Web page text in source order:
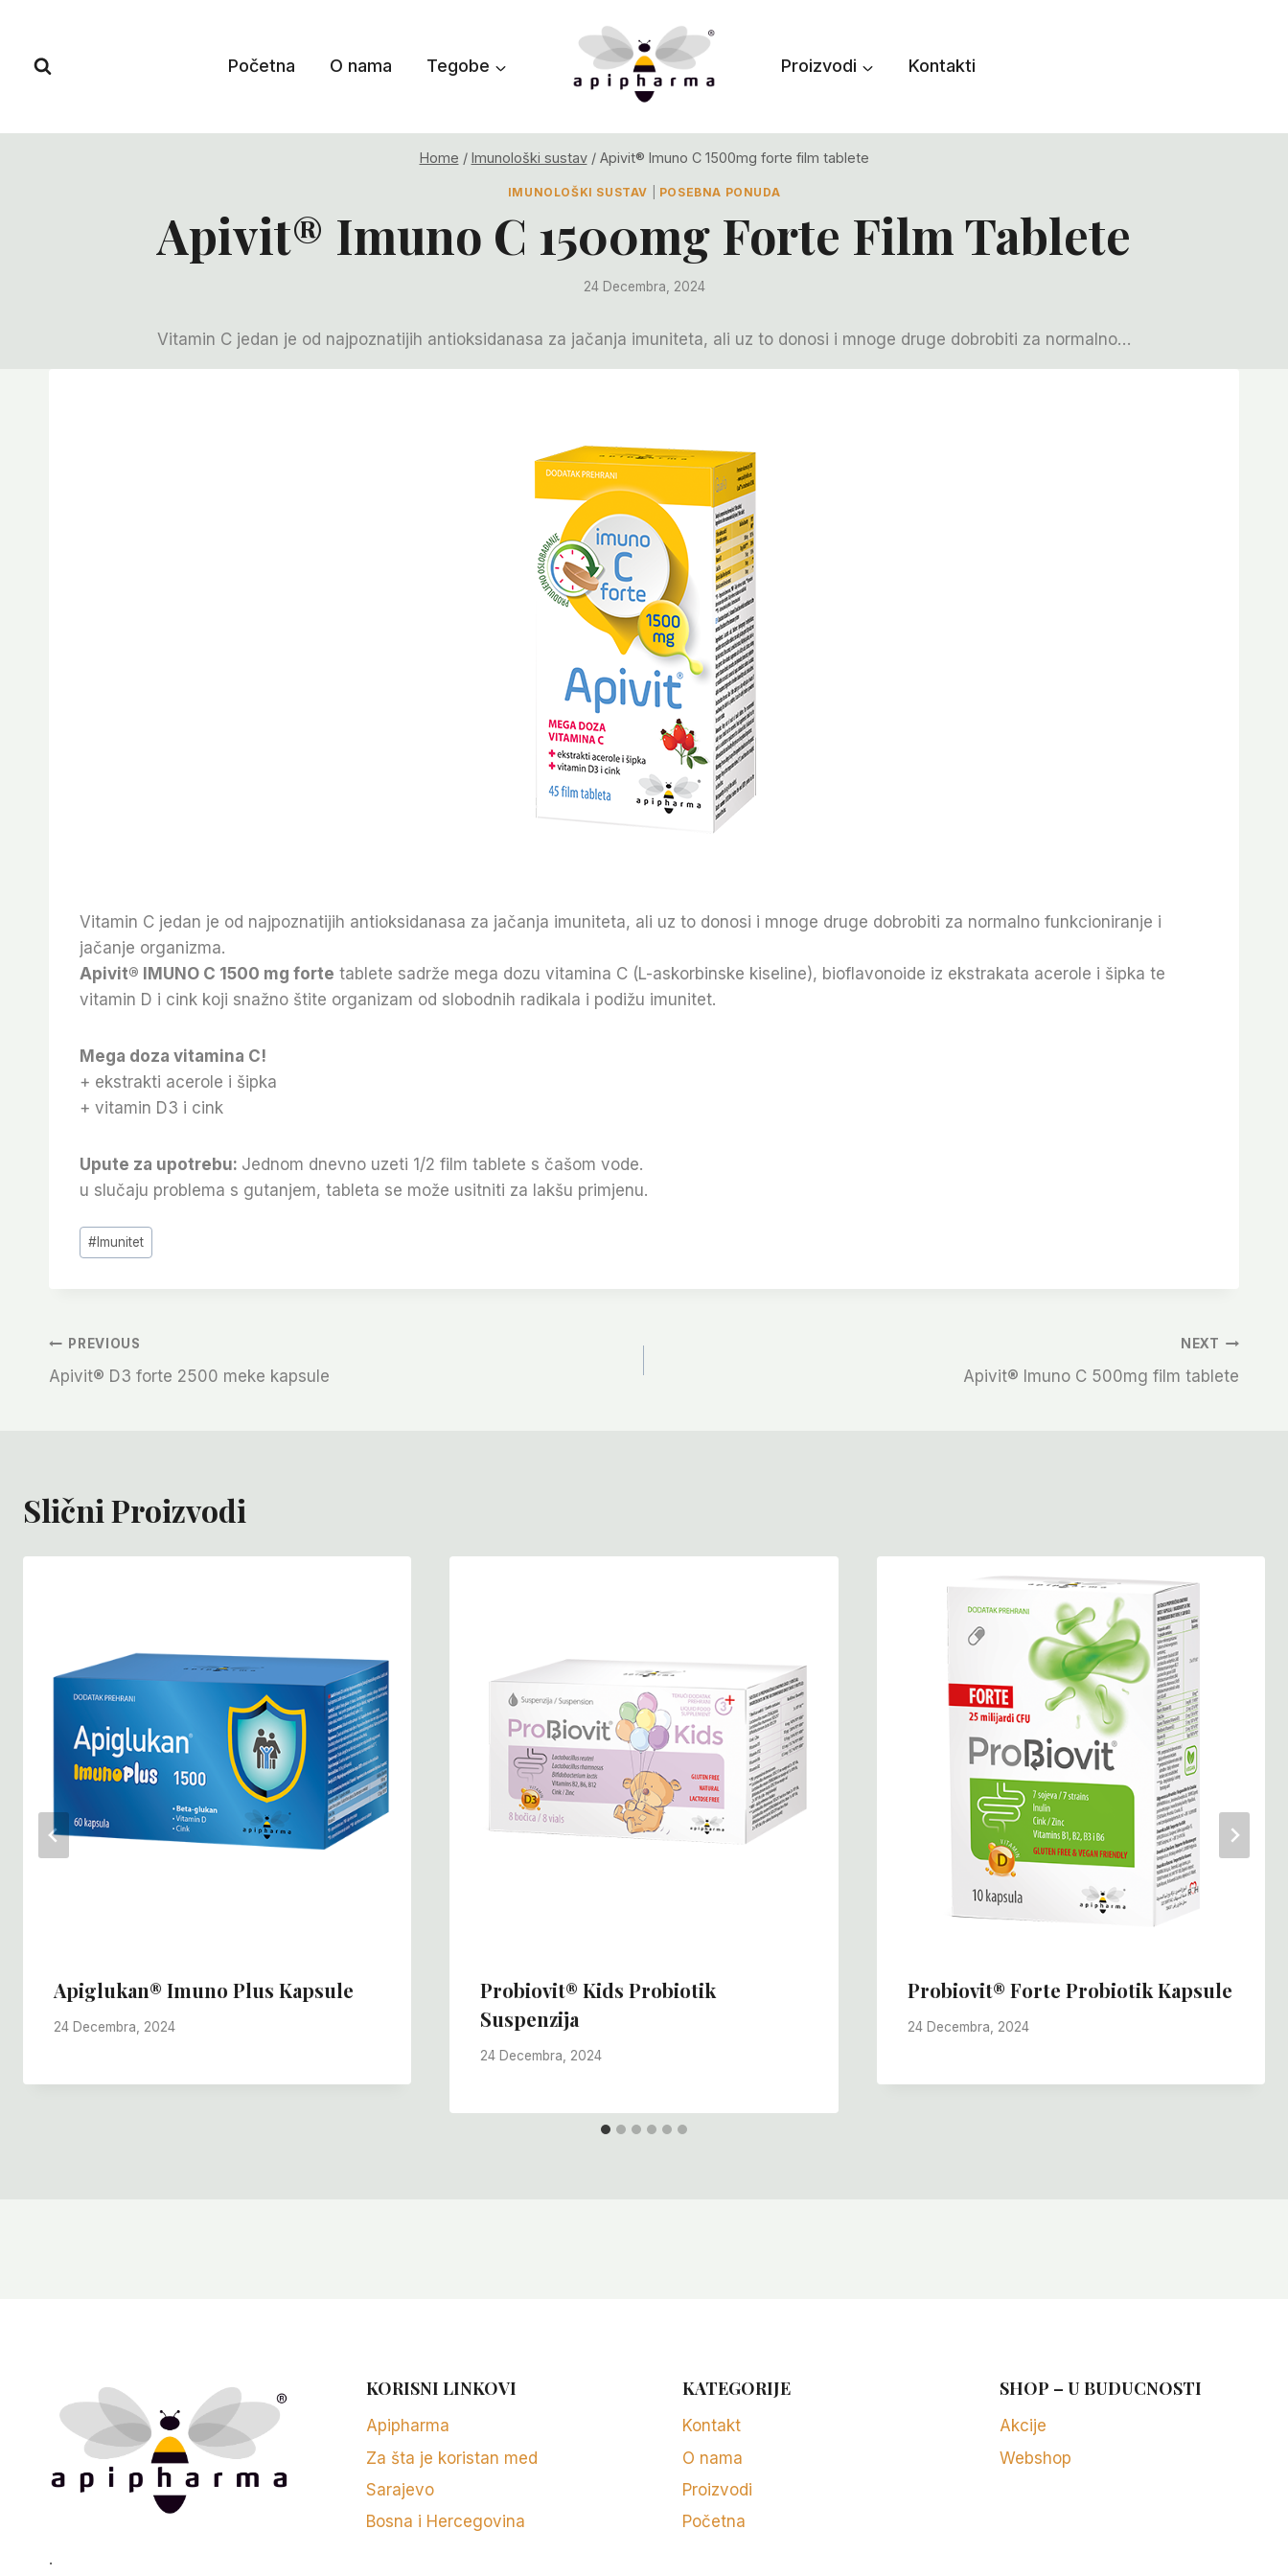
content
Početna O nama Tegobe Proizvodi Kontakti
Home / Imunološki sustav / Apivit® Imuno C 1500mg forte film tablete
IMUNOLOŠKI SUSTAV POSEBNA PONUDA
Apivit® Imuno C 1500mg Forte Film Tablete
24 Decembra, 2024
Vitamin C jedan je od najpoznatijih antioksidanasa za jačanja imuniteta, ali uz to donosi i mnoge druge dobrobiti za normalno…
Vitamin C jedan je od najpoznatijih antioksidanasa za jačanja imuniteta, ali uz to donosi i mnoge druge dobrobiti za normalno funkcioniranje i
jačanje organizma.
Apivit® IMUNO C 1500 mg forte tablete sadrže mega dozu vitamina C (L-askorbinske kiseline), bioflavonoide iz ekstrakata acerole i šipka te
vitamin D i cink koji snažno štite organizam od slobodnih radikala i podižu imunitet.
Mega doza vitamina C!
+ ekstrakti acerole i šipka
+ vitamin D3 i cink
Upute za upotrebu: Jednom dnevno uzeti 1/2 film tablete s čašom vode.
u slučaju problema s gutanjem, tableta se može usitniti za lakšu primjenu.
Post
Tags:
#Imunitet
Navigacija
Članaka
PREVIOUS
Apivit® D3 forte 2500 meke kapsule
NEXT
Apivit® Imuno C 500mg film tablete
Slični Proizvodi
Apiglukan® Imuno Plus Kapsule
24 Decembra, 2024
Probiovit® Kids Probiotik
Suspenzija
24 Decembra, 2024
Probiovit® Forte Probiotik Kapsule
24 Decembra, 2024
.
KORISNI LINKOVI
Apipharma
Za šta je koristan med
Sarajevo
Bosna i Hercegovina
KATEGORIJE
Kontakt
O nama
Proizvodi
Početna
SHOP – U BUDUCNOSTI
Akcije
Webshop